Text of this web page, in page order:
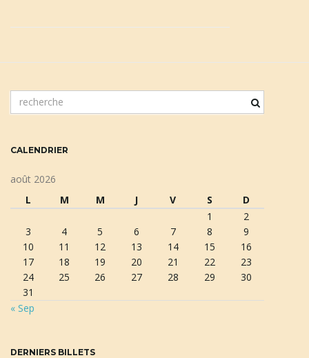
o
c
CALENDRIER
août 2026
L
M M J V S D
« Sep
1
2
3
4 5 6 7 8
9
10
11 12 13 14 15
16
17
18 19 20 21 22
23
24
25 26 27 28 29
30
31
DERNIERS BILLETS